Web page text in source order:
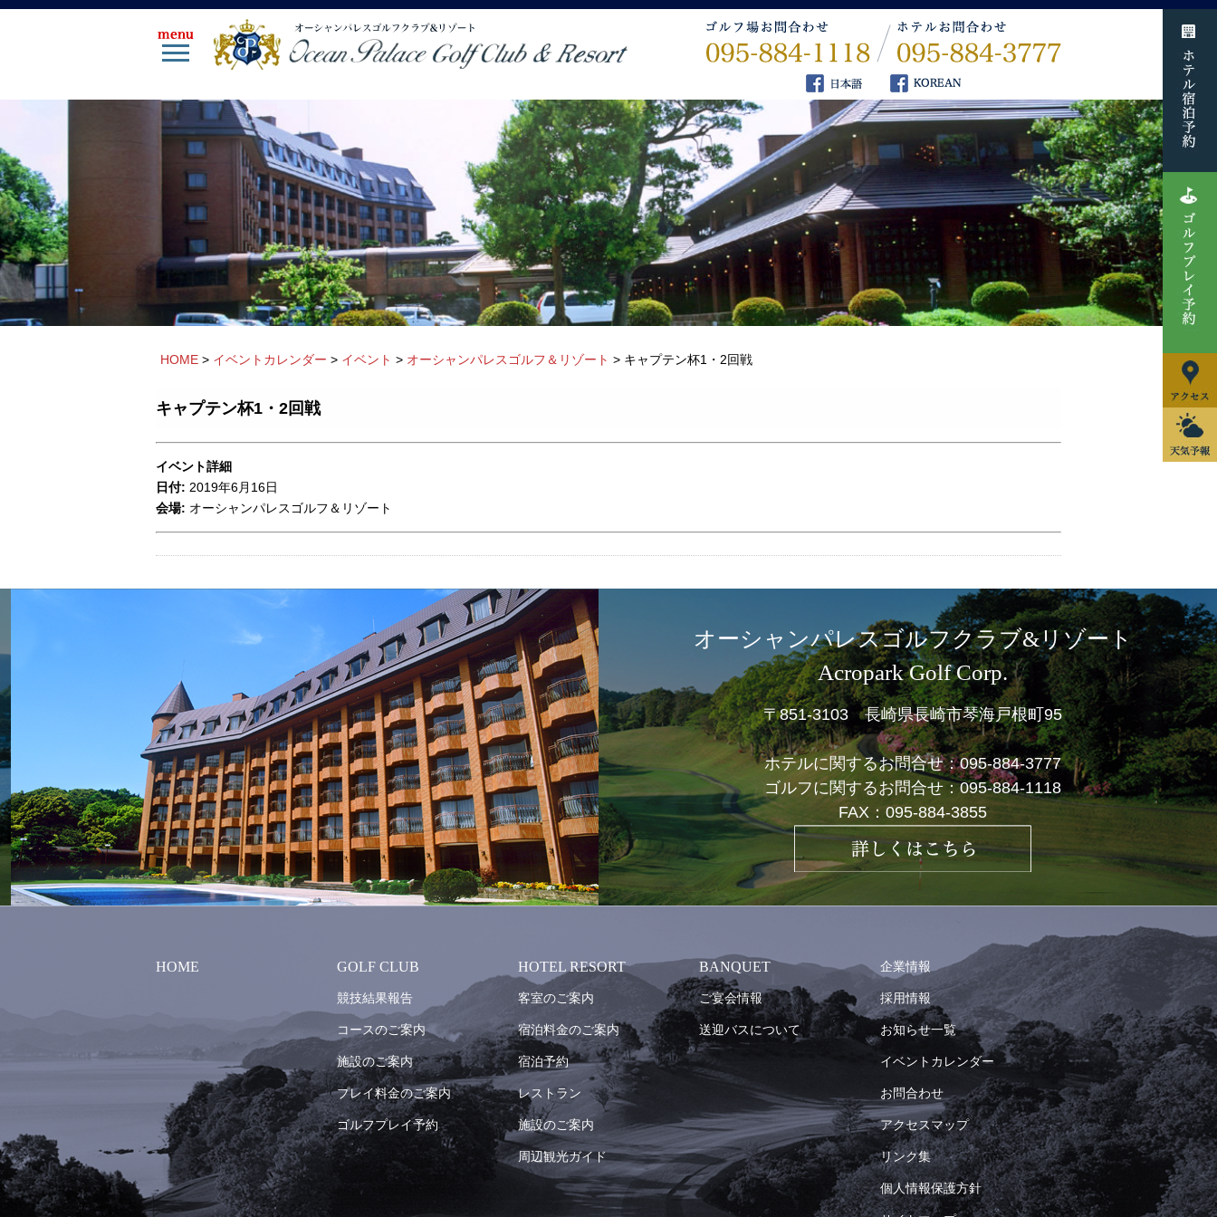
HOME > イベントカレンダー > イベント > オーシャンパレスゴルフ＆リゾート > キャプテン杯1・2回戦
キャプテン杯1・2回戦
イベント詳細
日付: 2019年6月16日
会場: オーシャンパレスゴルフ＆リゾート
オーシャンパレスゴルフクラブ&リゾート
Acropark Golf Corp.
〒851-3103 長崎県長崎市琴海戸根町95
ホテルに関するお問合せ：095-884-3777
ゴルフに関するお問合せ：095-884-1118
FAX：095-884-3855
HOME GOLF CLUB
競技結果報告
コースのご案内
施設のご案内
プレイ料金のご案内
ゴルフプレイ予約
HOTEL RESORT
客室のご案内
宿泊料金のご案内
宿泊予約
レストラン
施設のご案内
周辺観光ガイド
BANQUET
ご宴会情報
送迎バスについて
企業情報
採用情報
お知らせ一覧
イベントカレンダー
お問合わせ
アクセスマップ
リンク集
個人情報保護方針